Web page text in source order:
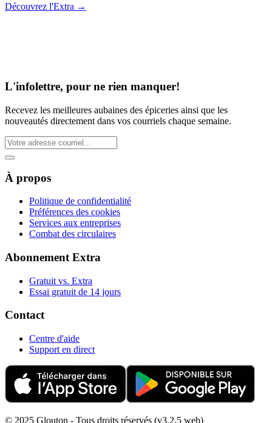
Découvrez l'Extra →
L'infolettre, pour ne rien manquer!
Recevez les meilleures aubaines des épiceries ainsi que les
nouveautés directement dans vos courriels chaque semaine.
À propos
Politique de confidentialité
Préférences des cookies
Services aux entreprises
Combat des circulaires
Abonnement Extra
Gratuit vs. Extra
Essai gratuit de 14 jours
Contact
Centre d'aide
Support en direct
© 2025 Glouton - Tous droits réservés (v3.2.5 web)